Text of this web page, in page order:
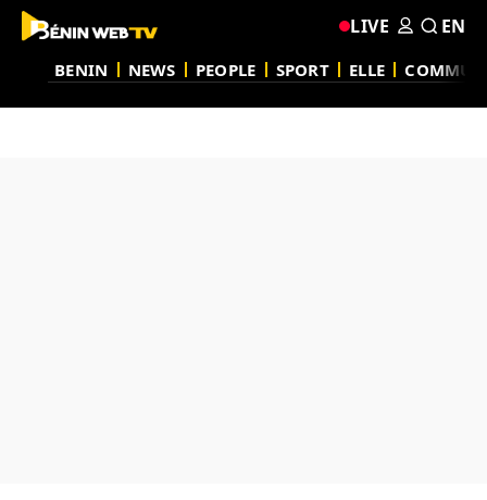
BENIN NEWS PEOPLE SPORT ELLE
LIVE EN